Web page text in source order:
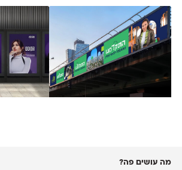
מה עושים פה?